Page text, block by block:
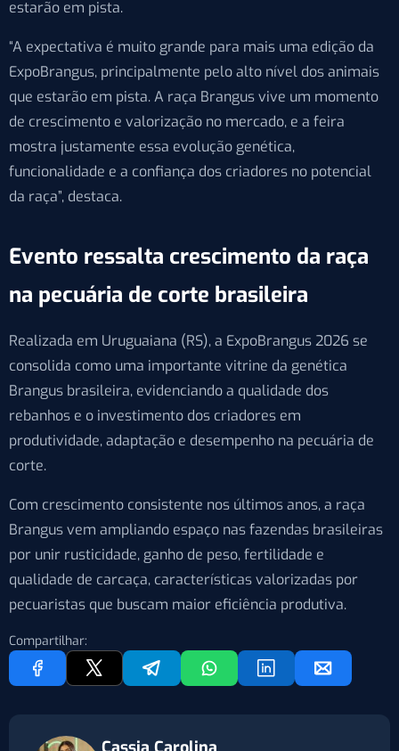
estarão em pista.
“A expectativa é muito grande para mais uma edição da
ExpoBrangus, principalmente pelo alto nível dos animais
que estarão em pista. A raça Brangus vive um momento
de crescimento e valorização no mercado, e a feira
mostra justamente essa evolução genética,
funcionalidade e a confiança dos criadores no potencial
da raça”, destaca.
Evento ressalta crescimento da raça
na pecuária de corte brasileira
Realizada em Uruguaiana (RS), a ExpoBrangus 2026 se
consolida como uma importante vitrine da genética
Brangus brasileira, evidenciando a qualidade dos
rebanhos e o investimento dos criadores em
produtividade, adaptação e desempenho na pecuária de
corte.
Com crescimento consistente nos últimos anos, a raça
Brangus vem ampliando espaço nas fazendas brasileiras
por unir rusticidade, ganho de peso, fertilidade e
qualidade de carcaça, características valorizadas por
pecuaristas que buscam maior eficiência produtiva.
Compartilhar: